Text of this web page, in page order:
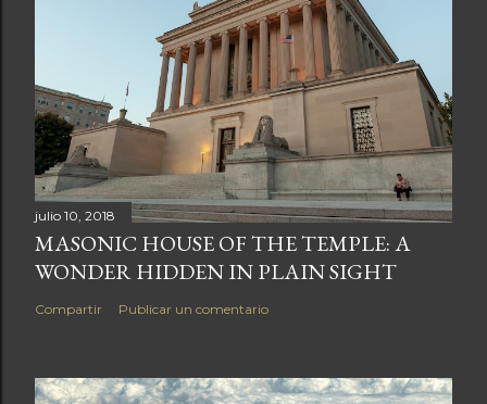
julio 10, 2018
MASONIC HOUSE OF THE TEMPLE: A
WONDER HIDDEN IN PLAIN SIGHT
Compartir Publicar un comentario